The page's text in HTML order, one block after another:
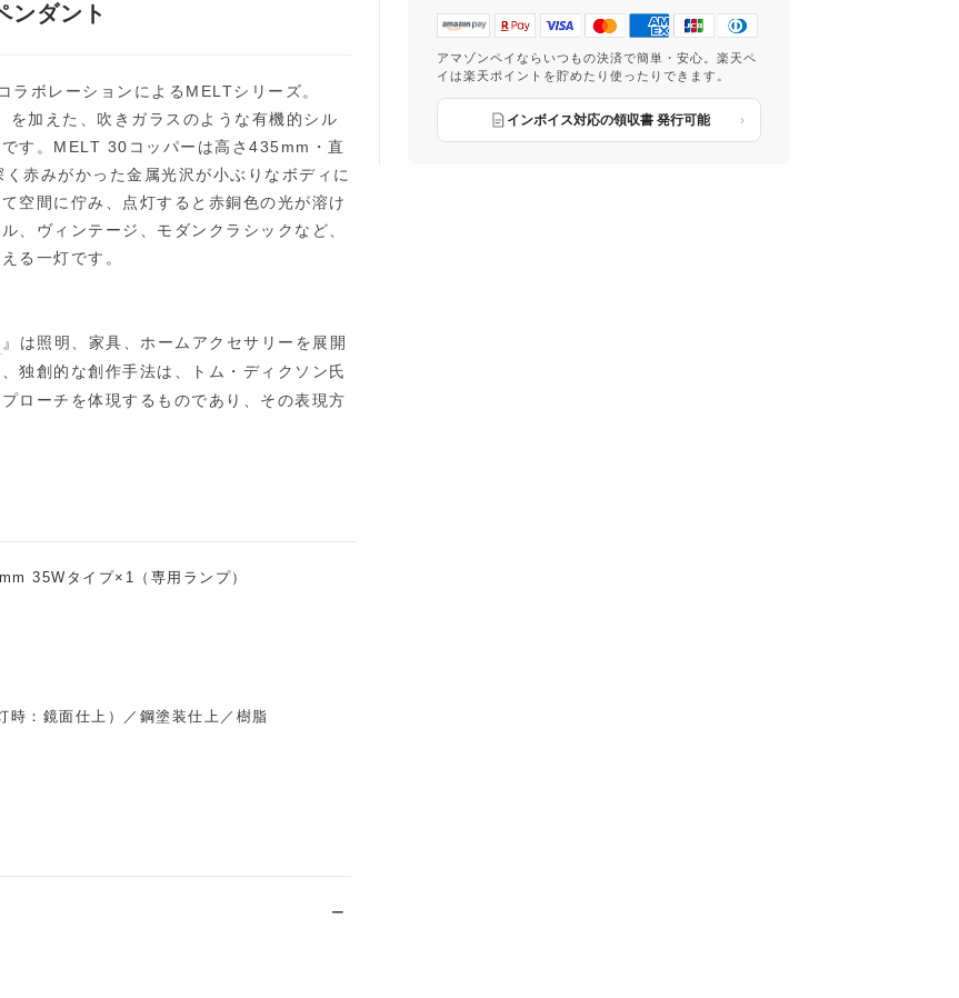
アマゾンペイならいつもの決済で簡単・安心。楽天ペ
イは楽天ポイントを貯めたり使ったりできます。
インボイス対応の領収書 発行可能
ンダント
ボレーションによるMELTシリーズ。
加えた、吹きガラスのような有機的シル
す。MELT 30コッパーは高さ435mm・直
赤みがかった金属光沢が小ぶりなボディに
空間に佇み、点灯すると赤銅色の光が溶け
、ヴィンテージ、モダンクラシックなど、
る一灯です。
』は照明、家具、ホームアクセサリーを展開
独創的な創作手法は、トム・ディクソン氏
ローチを体現するものであり、その表現方
35Wタイプ×1（専用ランプ）
：鏡面仕上）／鋼塗装仕上／樹脂